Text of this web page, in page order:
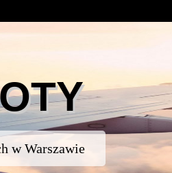
w Warszawie